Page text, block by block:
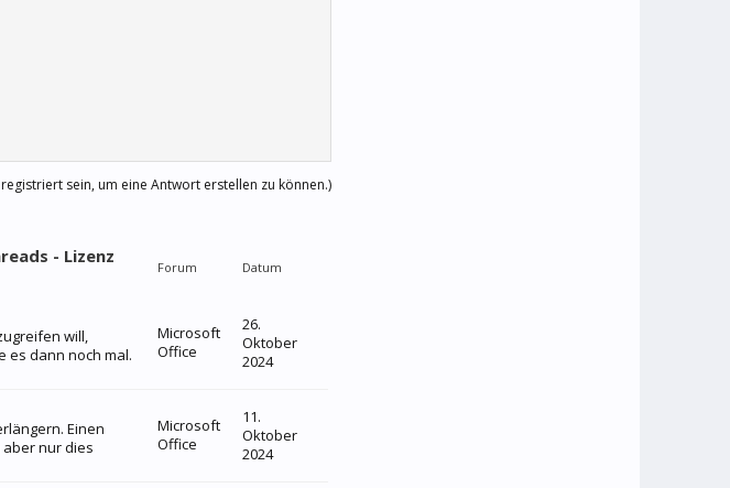
sein, um eine Antwort erstellen zu können.)
- Lizenz
Forum Datum
will,
es dann noch mal.
Microsoft
Office
26.
Oktober
2024
Einen
nur dies
Microsoft
Office
11.
Oktober
2024